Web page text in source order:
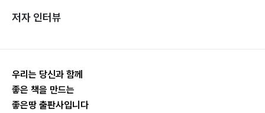
저자 인터뷰
우리는 당신과 함께
좋은 책을 만드는
좋은땅 출판사입니다